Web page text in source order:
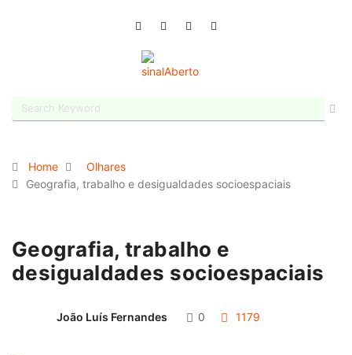
Home
Olhares
Geografia, trabalho e desigualdades socioespaciais
Geografia, trabalho e
desigualdades socioespaciais
João Luís Fernandes 0 1179